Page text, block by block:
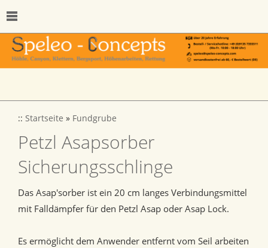
:: Startseite » Fundgrube
Petzl Asapsorber
Sicherungsschlinge
Das Asap'sorber ist ein 20 cm langes Verbindungsmittel
mit Falldämpfer für den Petzl Asap oder Asap Lock.
Es ermöglicht dem Anwender entfernt vom Seil arbeiten